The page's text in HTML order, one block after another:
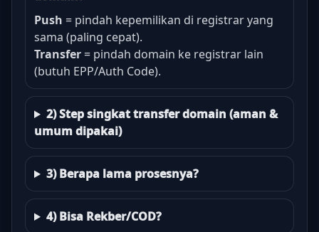
Push = pindah kepemilikan di registrar yang
sama (paling cepat).
Transfer = pindah domain ke registrar lain
(butuh EPP/Auth Code).
2) Step singkat transfer domain (aman &
umum dipakai)
3) Berapa lama prosesnya?
4) Bisa Rekber/COD?